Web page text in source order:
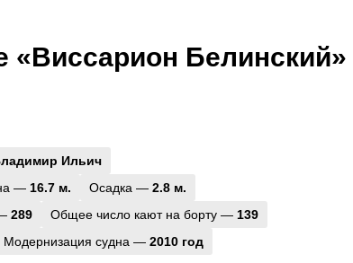
«Виссарион Белинский»
Ильич
— 16.7 м. Осадка — 2.8 м.
289 Общее число кают на борту — 139
Модернизация судна — 2010 год